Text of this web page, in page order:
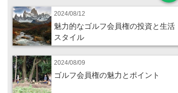
2024/08/12
魅力的なゴルフ会員権の投資と生活
スタイル
2024/08/09
ゴルフ会員権の魅力とポイント